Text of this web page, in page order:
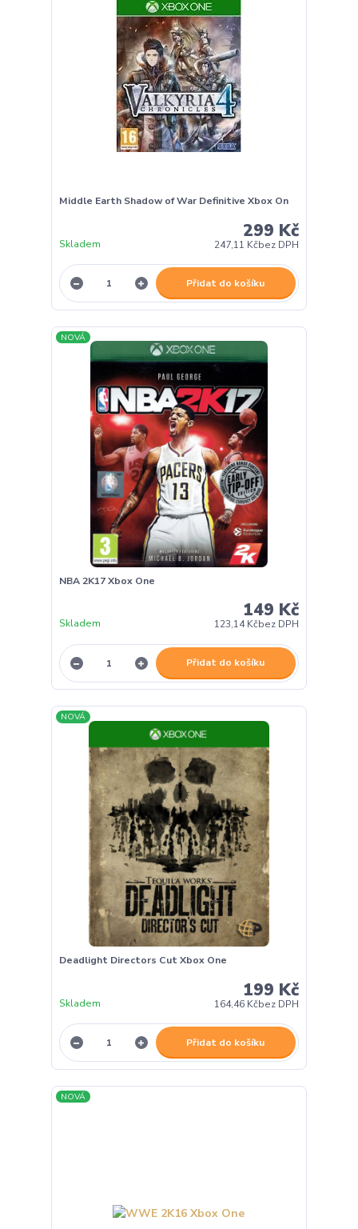
Middle Earth Shadow of War Definitive Xbox On
299 Kč
247,11 Kčbez DPH
Skladem
Přidat do košíku
NOVÁ
NBA 2K17 Xbox One
149 Kč
123,14 Kčbez DPH
Skladem
Přidat do košíku
NOVÁ
Deadlight Directors Cut Xbox One
199 Kč
164,46 Kčbez DPH
Skladem
Přidat do košíku
NOVÁ